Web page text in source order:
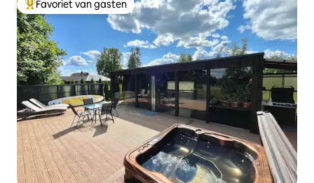
Topfavoriet van gasten
Favoriet van gasten